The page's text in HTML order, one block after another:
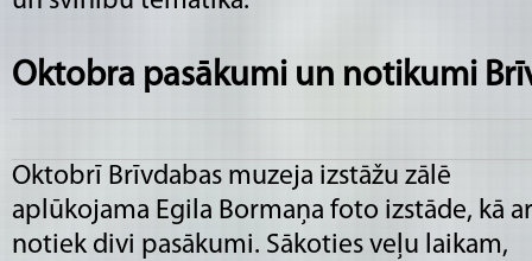
Oktobra pasākumi un notikumi
Oktobrī Brīvdabas muzeja izstāžu zālē
aplūkojama Egila Bormaņa foto izstāde, kā
notiek divi pasākumi. Sākoties veļu laikam,